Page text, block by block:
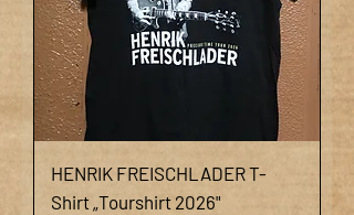
HENRIK FREISCHLADER T-
Shirt „Tourshirt 2026"